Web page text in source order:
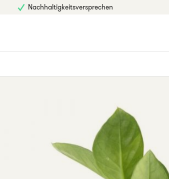
Nachhaltigkeitsversprechen